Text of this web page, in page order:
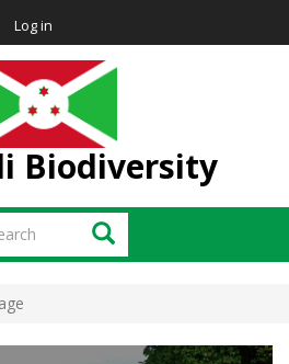
Log in
Biodiversity
Search